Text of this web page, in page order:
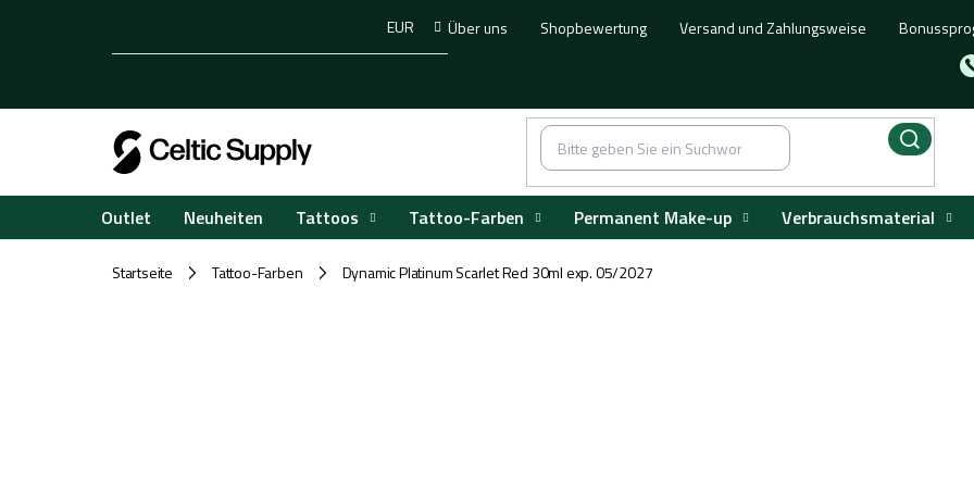
Über uns Shopbewertung Versand und Zahlungsweise
EUR
Outlet Neuheiten Tattoos Tattoo-Farben Permanent Make-up Verbrauchsmaterial
Startseite / Tattoo-Farben / Dynamic Platinum Scarlet Red 30ml exp. 05/2027